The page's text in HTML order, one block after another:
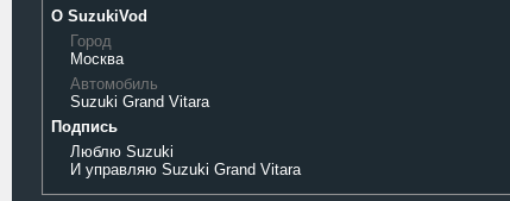
О SuzukiVod
Город
Москва
Автомобиль
Suzuki Grand Vitara
Подпись
Люблю Suzuki
И управляю Suzuki Grand Vitara